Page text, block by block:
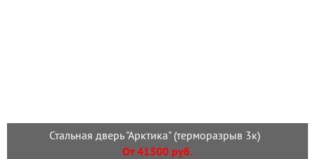
Стальная дверь "Арктика" (терморазрыв 3к)
От 41500 руб.